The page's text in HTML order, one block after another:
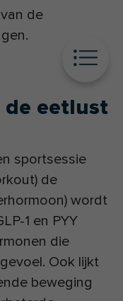
de
eetlust
sportsessie
de
wordt
1 en PYY
die
Ook lijkt
beweging